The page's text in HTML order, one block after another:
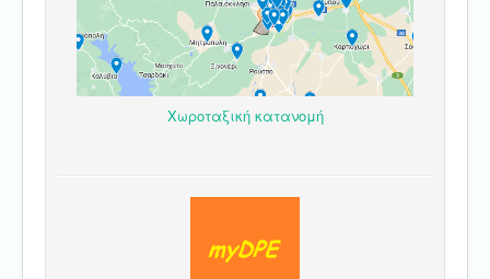
Χωροταξική κατανομή